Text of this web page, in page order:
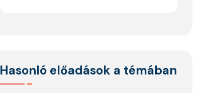
Hasonló előadások a témában